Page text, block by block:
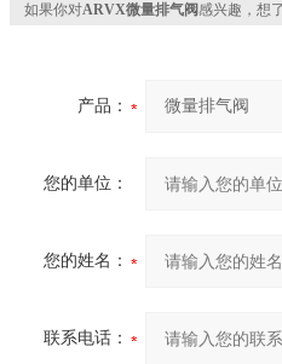
如果你对ARVX微量排气阀感兴趣，想
产品：
您的单位：
您的姓名：
联系电话：